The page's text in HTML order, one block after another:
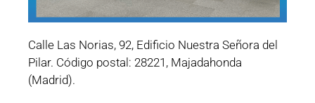
Calle Las Norias, 92, Edificio Nuestra Señora del
Pilar. Código postal: 28221, Majadahonda
(Madrid).